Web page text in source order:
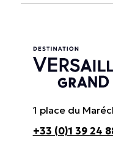
1 place du
+33 (0)1 39 24